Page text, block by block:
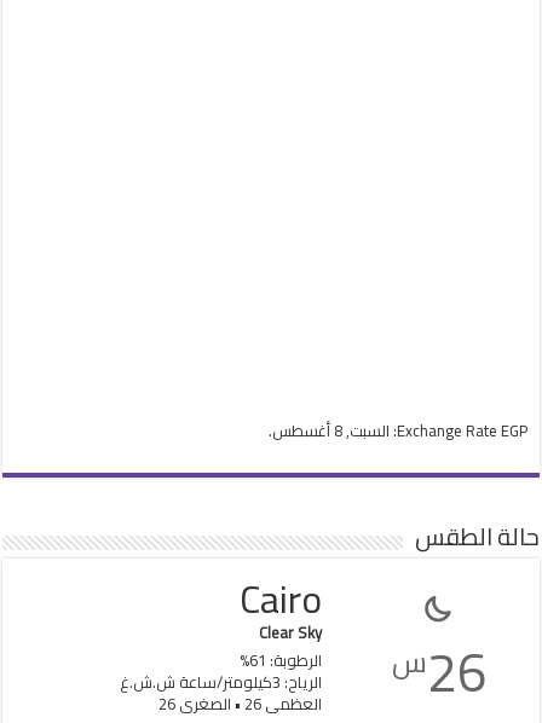
Exchange Rate EGP : السبت, 8 أغسطس.
حالة الطقس
26س
Cairo
Clear Sky
الرطوبة: 61%
الرياح: 3كيلومتر/ساعة ش.ش.غ
العظمى 26 • الصغرى 26